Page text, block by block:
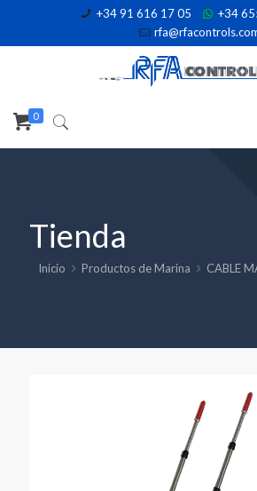
+34 91 616 17 05
+34
0
Tienda
Inicio Productos de Marina CABLE